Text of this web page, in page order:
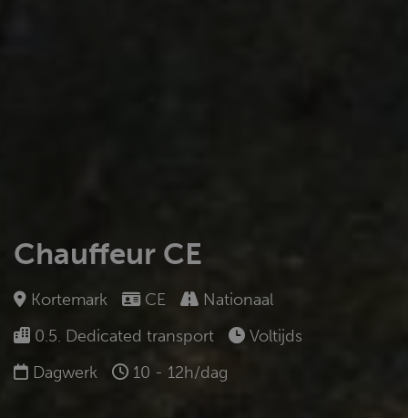
Chauffeur CE
Kortemark CE
Nationaal
0.5. Dedicated transport
Voltijds
Dagwerk
10 - 12h/dag